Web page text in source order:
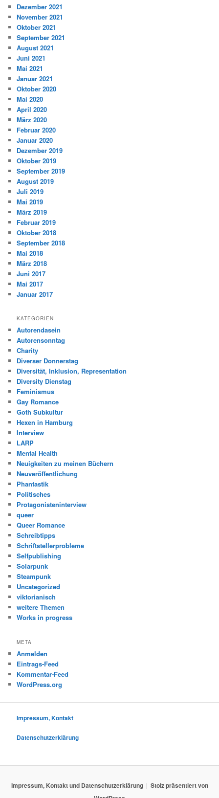
Dezember 2021
November 2021
Oktober 2021
September 2021
August 2021
Juni 2021
Mai 2021
Januar 2021
Oktober 2020
Mai 2020
April 2020
März 2020
Februar 2020
Januar 2020
Dezember 2019
Oktober 2019
September 2019
August 2019
Juli 2019
Mai 2019
März 2019
Februar 2019
Oktober 2018
September 2018
Mai 2018
März 2018
Juni 2017
Mai 2017
Januar 2017
KATEGORIEN
Autorendasein
Autorensonntag
Charity
Diverser Donnerstag
Diversität, Inklusion, Representation
Diversity Dienstag
Feminismus
Gay Romance
Goth Subkultur
Hexen in Hamburg
Interview
LARP
Mental Health
Neuigkeiten zu meinen Büchern
Neuveröffentlichung
Phantastik
Politisches
Protagonisteninterview
queer
Queer Romance
Schreibtipps
Schriftstellerprobleme
Selfpublishing
Solarpunk
Steampunk
Uncategorized
viktorianisch
weitere Themen
Works in progress
META
Anmelden
Eintrags-Feed
Kommentar-Feed
WordPress.org
Impressum, Kontakt
Datenschutzerklärung
Impressum, Kontakt und Datenschutzerklärung
Stolz präsentiert von